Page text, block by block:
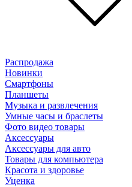
Распродажа
Новинки
Смартфоны
Планшеты
Музыка и развлечения
Умные часы и браслеты
Фото видео товары
Аксессуары
Аксессуары для авто
Товары для компьютера
Красота и здоровье
Уценка